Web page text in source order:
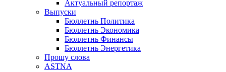
Актуальный репортаж
Выпуски
Бюллетнь Политика
Бюллетнь Экономика
Бюллетнь Финансы
Бюллетнь Энергетика
Прошу слова
ASTNA